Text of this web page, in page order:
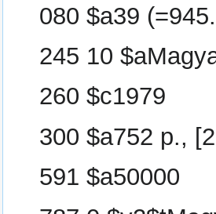
080 $a39
245 10
260 $c1979
300 $a752 p.,
591 $a50000